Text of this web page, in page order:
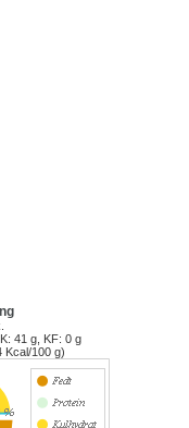
41 g, KF: 0 g
Kcal/100 g)